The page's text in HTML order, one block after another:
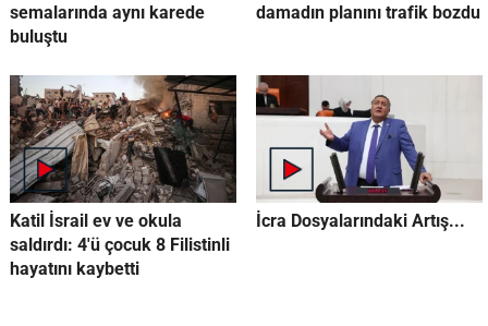
semalarında aynı karede
buluştu
damadın planını trafik bozdu
Katil İsrail ev ve okula
saldırdı: 4'ü çocuk 8 Filistinli
hayatını kaybetti
İcra Dosyalarındaki Artış...